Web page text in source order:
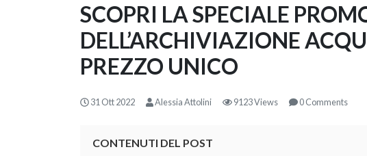
SCOPRI LA SPECIALE
DELL’ARCHIVIAZIONE
PREZZO UNICO
31 Ott 2022 Alessia Attolini 9123 Views 0 Comments
CONTENUTI DEL POST